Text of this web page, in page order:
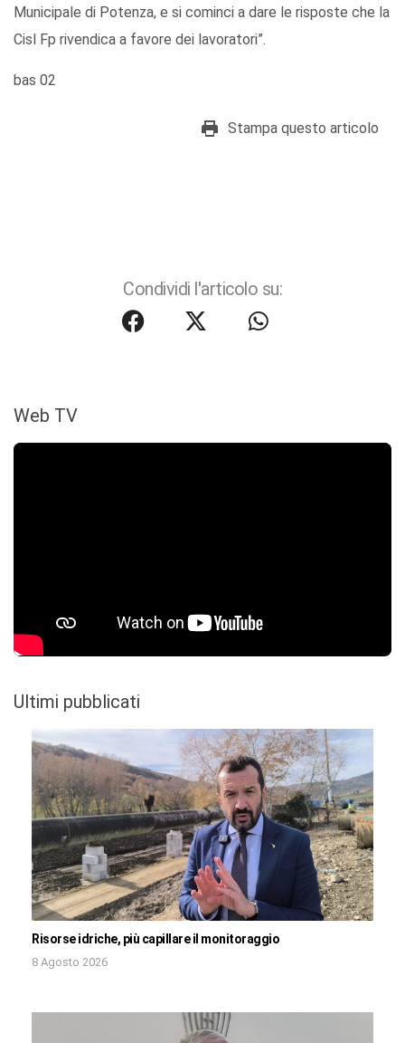
Municipale di Potenza, e si cominci a dare le risposte che la
Cisl Fp rivendica a favore dei lavoratori”.
bas 02
Stampa questo articolo
Condividi l'articolo su:
Web TV
Ultimi pubblicati
Risorse idriche, più capillare il monitoraggio
8 Agosto 2026